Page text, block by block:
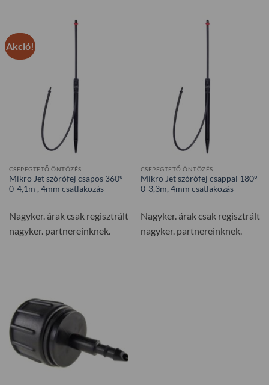
Akció!
CSEPEGTETŐ ÖNTÖZÉS
Mikro Jet szórófej csapos 360°
0-4,1m , 4mm csatlakozás
Nagyker. árak csak regisztrált
nagyker. partnereinknek.
CSEPEGTETŐ ÖNTÖZÉS
Mikro Jet szórófej csappal 180°
0-3,3m, 4mm csatlakozás
Nagyker. árak csak regisztrált
nagyker. partnereinknek.